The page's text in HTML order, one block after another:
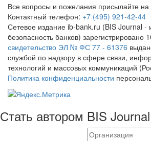
Все вопросы и пожелания присылайте на
Контактный телефон: +7 (495) 921-42-44
Сетевое издание ib-bank.ru (BIS Journal
безопасность банков) зарегистрировано
свидетельство ЭЛ № ФС 77 - 61376
службой по надзору в сфере связи,
технологий и массовых коммуникаций
Политика конфиденциальности
Стать автором BIS Journal